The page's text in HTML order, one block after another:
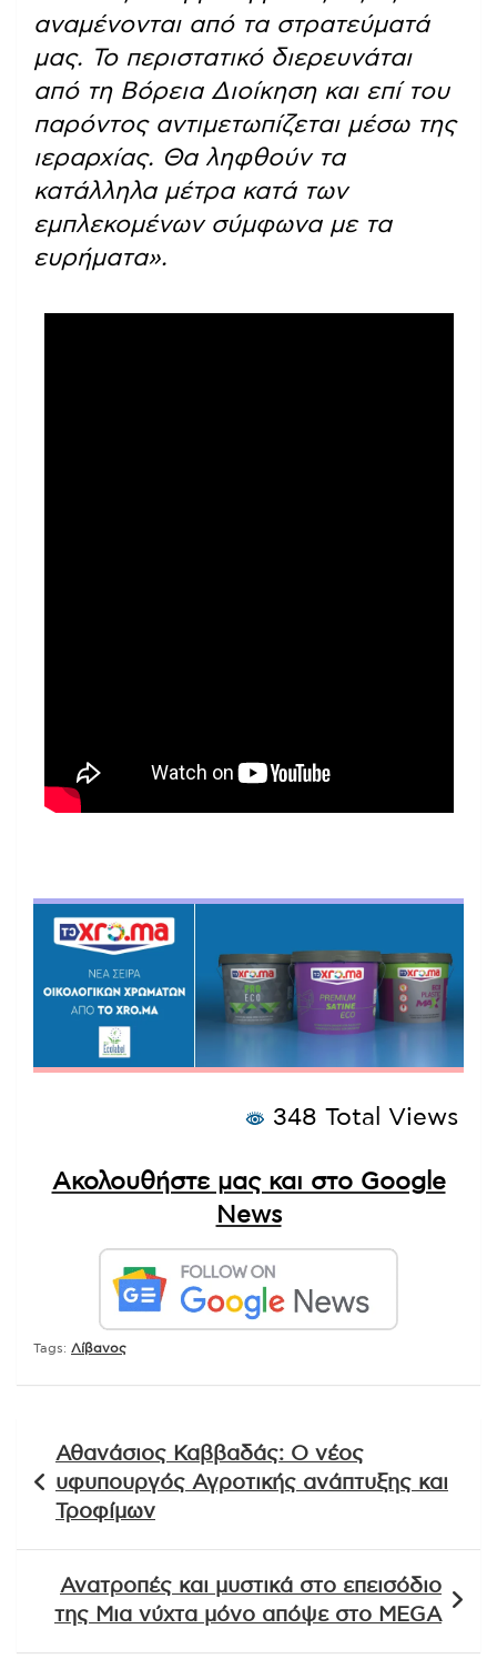
αναμένονται από τα στρατεύματά
μας. Το περιστατικό διερευνάται
από τη Βόρεια Διοίκηση και επί του
παρόντος αντιμετωπίζεται μέσω της
ιεραρχίας. Θα ληφθούν τα
κατάλληλα μέτρα κατά των
εμπλεκομένων σύμφωνα με τα
ευρήματα».
348 Total Views
Ακολουθήστε μας και στο Google
News
Tags: Λίβανος
άρθρων
Αθανάσιος Καββαδάς: Ο νέος
υφυπουργός Αγροτικής ανάπτυξης και
Τροφίμων
Ανατροπές και μυστικά στο επεισόδιο
της Μια νύχτα μόνο απόψε στο MEGA